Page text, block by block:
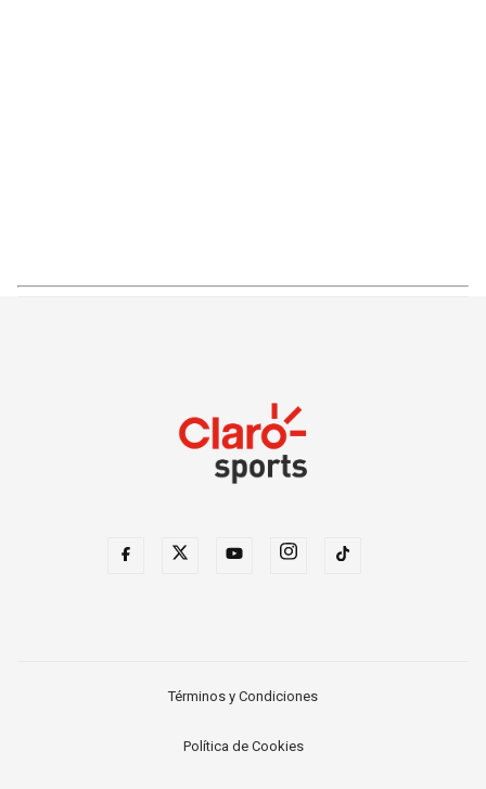
Términos y Condiciones
Política de Cookies